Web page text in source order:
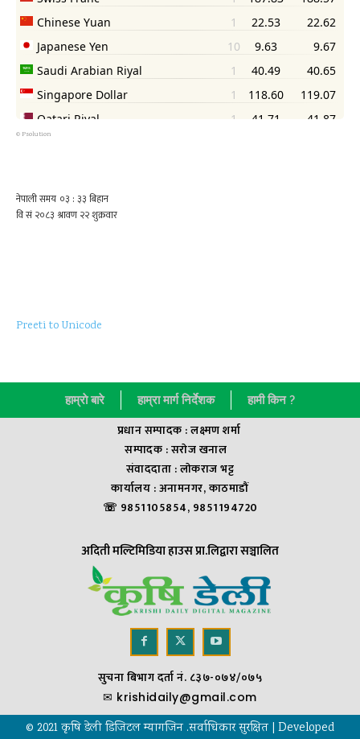
© Psolution
Preeti to Unicode
हाम्राे बारे हाम्रा मार्ग निर्देशक हामी किन ?
प्रधान सम्पादक : लक्ष्मण शर्मा
सम्पादक : सराेज खनाल
संवाददाता : लाेकराज भट्ट
कार्यालय : अनामनगर, काठमाडौं
☏ 9851105854, 9851194720
अदिती मल्टिमिडिया हाउस प्रा.लिद्वारा सञ्चालित
सुचना बिभाग दर्ता नं. ८३७-०७४/०७५
✉ krishidaily@gmail.com
© 2021 कृषि डेली डिजिटल म्यागजिन .सर्वाधिकार सुरक्षित | Developed